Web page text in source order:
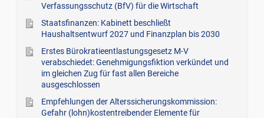
Verfassungsschutz (BfV) für die Wirtschaft
Staatsfinanzen: Kabinett beschließt
Haushaltsentwurf 2027 und Finanzplan bis 2030
Erstes Bürokratieentlastungsgesetz M-V
verabschiedet: Genehmigungsfiktion verkündet und
im gleichen Zug für fast allen Bereiche
ausgeschlossen
Empfehlungen der Alterssicherungskommission:
Gefahr (lohn)kostentreibender Elemente für